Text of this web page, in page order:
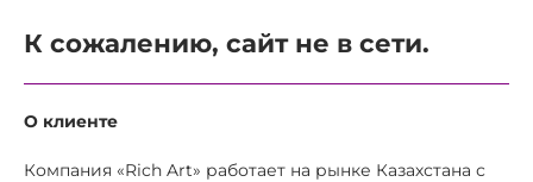
К сожалению, сайт не в сети.
О клиенте
Компания «Rich Art» работает на рынке Казахстана с